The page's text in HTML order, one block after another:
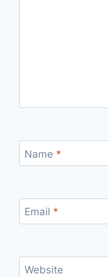
Name *
Email *
Website